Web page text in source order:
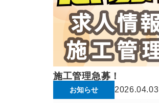
施工管理急募！
お知らせ 2026.04.03